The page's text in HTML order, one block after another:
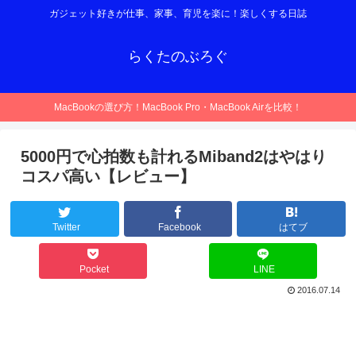
ガジェット好きが仕事、家事、育児を楽に！楽しくする日誌
らくたのぶろぐ
MacBookの選び方！MacBook Pro・MacBook Airを比較！
5000円で心拍数も計れるMiband2はやはり
コスパ高い【レビュー】
Twitter Facebook はてブ
Pocket LINE
2016.07.14